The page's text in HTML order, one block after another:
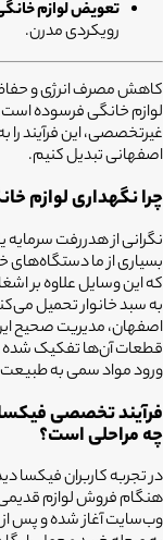
تعویض لوازم
رویکردی مدرن.
کاهش مصرف انرژی و
لوازم خانگی فرسوده
غیرتخصصی، این فرآیند
اصفهانی تبدیل کنیم.
چرا نگهداری لوازم
نگرانی از هدررفت
بسیاری از ما دستگاه‌های
که این وسایل علاوه بر
به سبد خانوار تحمیل
اصفهان، مدیریت صحیح
قطعات آن‌ها تفکیک شده و
ورود مواد سمی به
فرآیند تخصصی
چه مراحلی است؟
در تجربه کاربران فیکسا
هنگام فروش لوازم قدیمی
وب‌سایت آغاز شده و پس